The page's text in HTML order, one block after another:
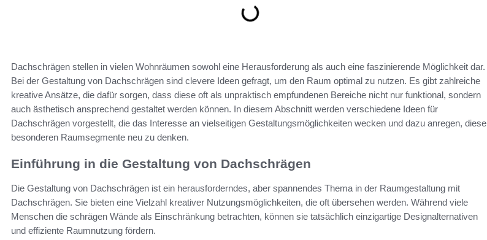
Dachschrägen stellen in vielen Wohnräumen sowohl eine Herausforderung als auch eine faszinierende Möglichkeit dar.
Bei der Gestaltung von Dachschrägen sind clevere Ideen gefragt, um den Raum optimal zu nutzen. Es gibt zahlreiche
kreative Ansätze, die dafür sorgen, dass diese oft als unpraktisch empfundenen Bereiche nicht nur funktional, sondern
auch ästhetisch ansprechend gestaltet werden können. In diesem Abschnitt werden verschiedene Ideen für
Dachschrägen vorgestellt, die das Interesse an vielseitigen Gestaltungsmöglichkeiten wecken und dazu anregen, diese
besonderen Raumsegmente neu zu denken.
Einführung in die Gestaltung von Dachschrägen
Die Gestaltung von Dachschrägen ist ein herausforderndes, aber spannendes Thema in der Raumgestaltung mit
Dachschrägen. Sie bieten eine Vielzahl kreativer Nutzungsmöglichkeiten, die oft übersehen werden. Während viele
Menschen die schrägen Wände als Einschränkung betrachten, können sie tatsächlich einzigartige Designalternativen
und effiziente Raumnutzung fördern.